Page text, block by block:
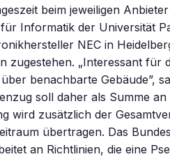
beim jeweiligen
Informatik der Universität
NEC in
zugestehen. „Interessant für
benachbarte Gebäude”,
soll daher als Summe
wird zusätzlich der
übertragen. Das
an Richtlinien, die eine